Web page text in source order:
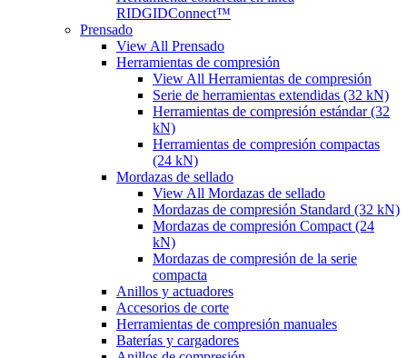
RIDGIDConnect™
Prensado
View All Prensado
Herramientas de compresión
View All Herramientas de compresión
Serie de herramientas extendidas (32 kN)
Herramientas de compresión estándar (32
kN)
Herramientas de compresión compactas
(24 kN)
Mordazas de sellado
View All Mordazas de sellado
Mordazas de compresión Standard (32 kN)
Mordazas de compresión Compact (24
kN)
Mordazas de compresión de la serie
compacta
Anillos y actuadores
Accesorios de corte
Herramientas de compresión manuales
Baterías y cargadores